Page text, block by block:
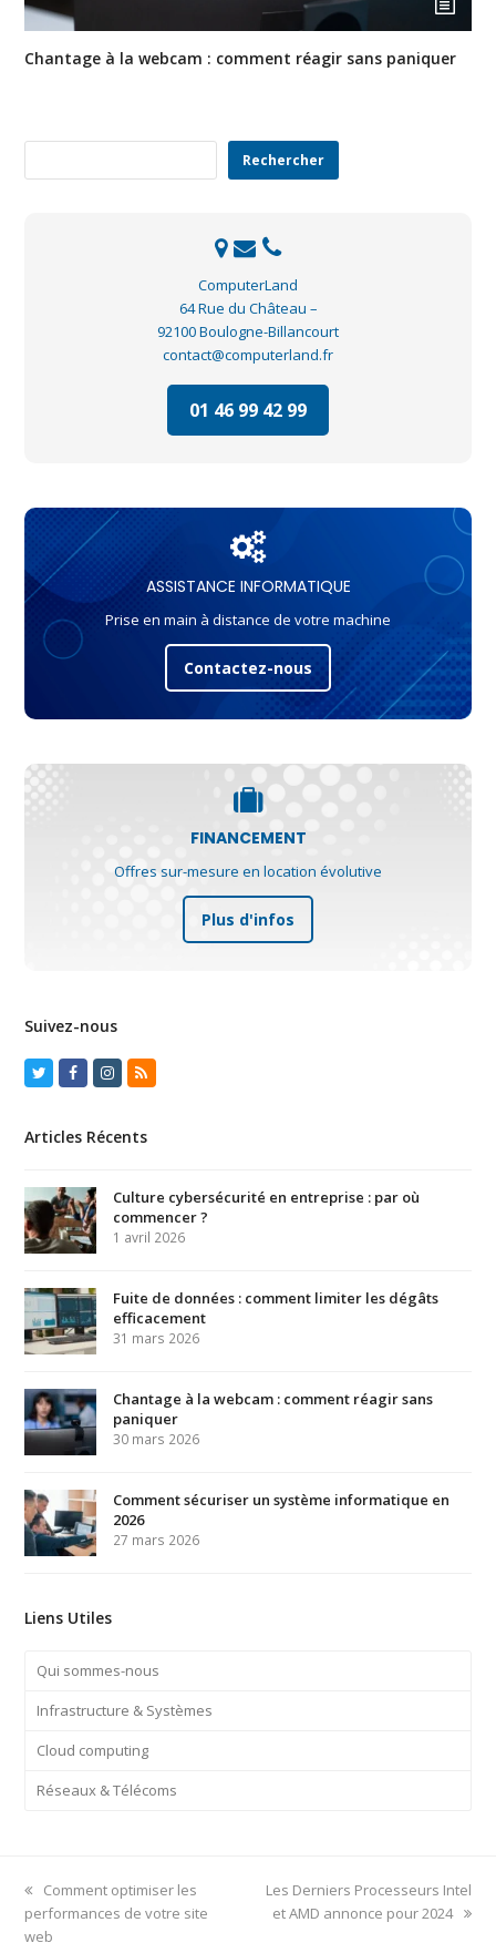
Chantage à la webcam : comment réagir sans paniquer
Rechercher
ComputerLand
64 Rue du Château –
92100 Boulogne-Billancourt
contact@computerland.fr
01 46 99 42 99
ASSISTANCE INFORMATIQUE
Prise en main à distance de votre machine
Contactez-nous
FINANCEMENT
Offres sur-mesure en location évolutive
Plus d'infos
Suivez-nous
TwitterFacebook
Instagram
RSS
Articles Récents
Culture cybersécurité en entreprise : par où
commencer ?
1 avril 2026
Fuite de données : comment limiter les dégâts
efficacement
31 mars 2026
Chantage à la webcam : comment réagir sans
paniquer
30 mars 2026
Comment sécuriser un système informatique en
2026
27 mars 2026
Liens Utiles
Qui sommes-nous
Infrastructure & Systèmes
Cloud computing
Réseaux & Télécoms
previous
post:
Comment optimiser les
performances de votre site
web
next
post:
Les Derniers Processeurs Intel
et AMD annonce pour 2024